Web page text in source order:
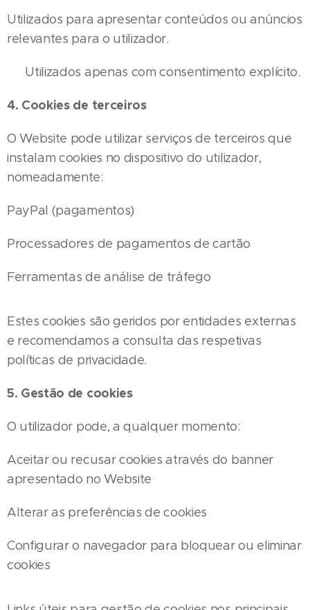
Utilizados para apresentar conteúdos ou anúncios
relevantes para o utilizador.
👉 Utilizados apenas com consentimento explícito.
4. Cookies de terceiros
O Website pode utilizar serviços de terceiros que
instalam cookies no dispositivo do utilizador,
nomeadamente:
PayPal (pagamentos)
Processadores de pagamentos de cartão
Ferramentas de análise de tráfego
Estes cookies são geridos por entidades externas
e recomendamos a consulta das respetivas
políticas de privacidade.
5. Gestão de cookies
O utilizador pode, a qualquer momento:
Aceitar ou recusar cookies através do banner
apresentado no Website
Alterar as preferências de cookies
Configurar o navegador para bloquear ou eliminar
cookies